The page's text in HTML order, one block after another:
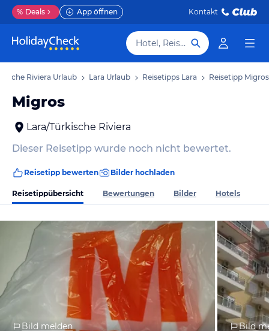
% Deals App öffnen Kontakt
Hotel, Reiseziel
Riviera Urlaub Lara Urlaub Reisetipps Lara Reisetipp Migros
Migros
Lara/Türkische Riviera
Dieser Reisetipp wurde noch nicht bewertet.
Reisetipp bewerten Bilder hochladen
Reisetippübersicht Bewertungen Bilder Hotels
Bild melden Bild